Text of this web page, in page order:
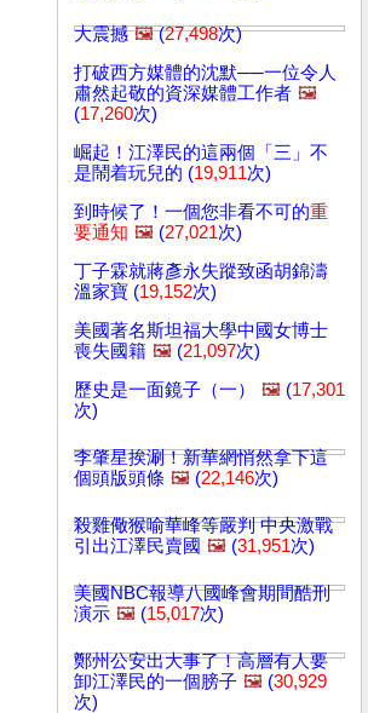
大震撼 🖼️(27,498次)
打破西方媒體的沈默──一位令人
肅然起敬的資深媒體工作者 🖼️
(17,260次)
崛起！江澤民的這兩個「三」不
是鬧着玩兒的 (19,911次)
到時候了！一個您非看不可的重
要通知 🖼️ (27,021次)
丁子霖就蔣彥永失蹤致函胡錦濤
溫家寶 (19,152次)
美國著名斯坦福大學中國女博士
喪失國籍 🖼️ (21,097次)
歷史是一面鏡子（一）
🖼️ (17,301
次)
李肇星挨涮！新華網悄然拿下這
個頭版頭條 🖼️ (22,146次)
殺雞儆猴喻華峰等嚴判 中央激戰
引出江澤民賣國 🖼️ (31,951次)
美國NBC報導八國峰會期間酷刑
演示 🖼️ (15,017次)
鄭州公安出大事了！高層有人要
卸江澤民的一個膀子 🖼️ (30,929
次)